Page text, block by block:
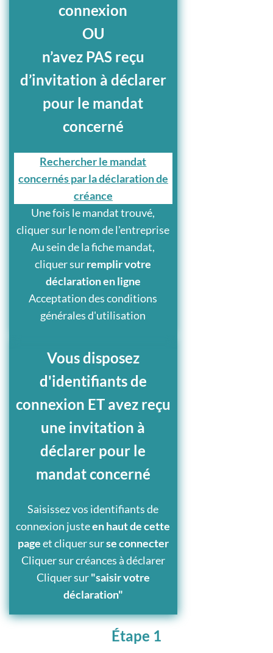
Vous disposez
d'identifiants de
connexion ET avez reçu
une invitation à
déclarer pour le
mandat concerné
Saisissez vos identifiants de
connexion justeen haut de cette
pageet cliquer surse connecter
Cliquer sur créances à déclarer
Cliquer sur"saisir votre
déclaration"
connexion
OU
n’avez PAS reçu
d’invitation à déclarer
pour le mandat
concerné
Rechercher le mandat
concernés par la déclaration de
créance
Une fois le mandat trouvé,
cliquer sur le nom de l'entreprise
Au sein de la fiche mandat,
cliquer surremplir votre
déclaration en ligne
Acceptation des conditions
générales d'utilisation
Étape 1